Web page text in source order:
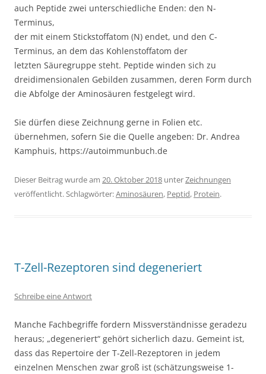
auch Peptide zwei unterschiedliche Enden: den N-
Terminus,
der mit einem Stickstoffatom (N) endet, und den C-
Terminus, an dem das Kohlenstoffatom der
letzten Säuregruppe steht. Peptide winden sich zu
dreidimensionalen Gebilden zusammen, deren Form durch
die Abfolge der Aminosäuren festgelegt wird.
Sie dürfen diese Zeichnung gerne in Folien etc.
übernehmen, sofern Sie die Quelle angeben: Dr. Andrea
Kamphuis, https://autoimmunbuch.de
Dieser Beitrag wurde am 20. Oktober 2018 unterZeichnungen
veröffentlicht. Schlagwörter:Aminosäuren, Peptid, Protein.
T-Zell-Rezeptoren sind degeneriert
Schreibe eine Antwort
Manche Fachbegriffe fordern Missverständnisse geradezu
heraus; „degeneriert“ gehört sicherlich dazu. Gemeint ist,
dass das Repertoire der T-Zell-Rezeptoren in jedem
einzelnen Menschen zwar groß ist (schätzungsweise 1-